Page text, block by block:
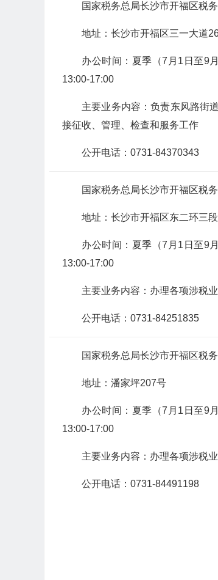
国家税务总局长沙市开福区税
地址：长沙市开福区三一大道
办公时间：夏季（7月1日至9
13:00-17:00
主要业务内容：负责东风路街
接征收、管理、检查和服务工作
公开电话：0731-84370343
国家税务总局长沙市开福区税
地址：长沙市开福区东二环三
办公时间：夏季（7月1日至9
13:00-17:00
主要业务内容：办理各项涉税
公开电话：0731-84251835
国家税务总局长沙市开福区税
地址：潘家坪207号
办公时间：夏季（7月1日至9
13:00-17:00
主要业务内容：办理各项涉税
公开电话：0731-84491198